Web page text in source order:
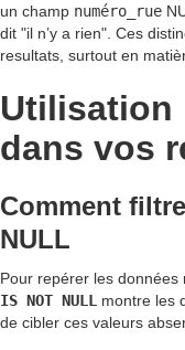
un champ numéro_rue
dit "il n’y a rien". Ces
resultats, surtout en
Utilisation
dans vos
Comment
NULL
Pour repérer les données
IS NOT NULL montre les
de cibler ces valeurs